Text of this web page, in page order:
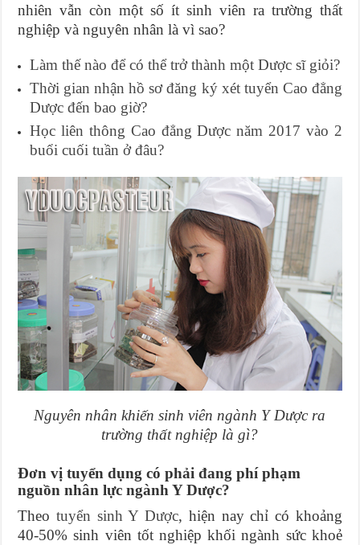
nhiên vẫn còn một số ít sinh viên ra trường thất
nghiệp và nguyên nhân là vì sao?
Làm thế nào để có thể trở thành một Dược sĩ giỏi?
Thời gian nhận hồ sơ đăng ký xét tuyển Cao đẳng
Dược đến bao giờ?
Học liên thông Cao đẳng Dược năm 2017 vào 2
buổi cuối tuần ở đâu?
Nguyên nhân khiến sinh viên ngành Y Dược ra
trường thất nghiệp là gì?
Đơn vị tuyển dụng có phải đang phí phạm
nguồn nhân lực ngành Y Dược?
Theo tuyển sinh Y Dược, hiện nay chỉ có khoảng
40-50% sinh viên tốt nghiệp khối ngành sức khoẻ